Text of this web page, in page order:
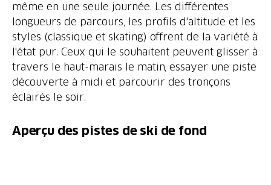
même en une seule journée. Les différentes
longueurs de parcours, les profils d'altitude et les
styles (classique et skating) offrent de la variété à
l'état pur. Ceux qui le souhaitent peuvent glisser à
travers le haut-marais le matin, essayer une piste
découverte à midi et parcourir des tronçons
éclairés le soir.
Aperçu des pistes de ski de fond